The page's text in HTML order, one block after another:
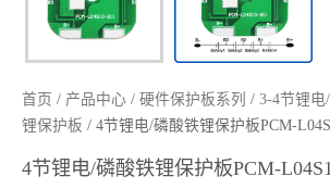
首页 / 产品中心 / 硬件保护板系列 / 3-4节锂电
锂保护板 / 4节锂电/磷酸铁锂保护板PCM-
4节锂电/磷酸铁锂保护板PCM-